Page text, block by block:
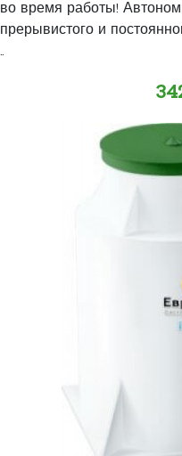
во время работы!
прерывистого и
..